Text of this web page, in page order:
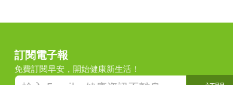
訂閱電子報
免費訂閱早安，開始健康新生活！